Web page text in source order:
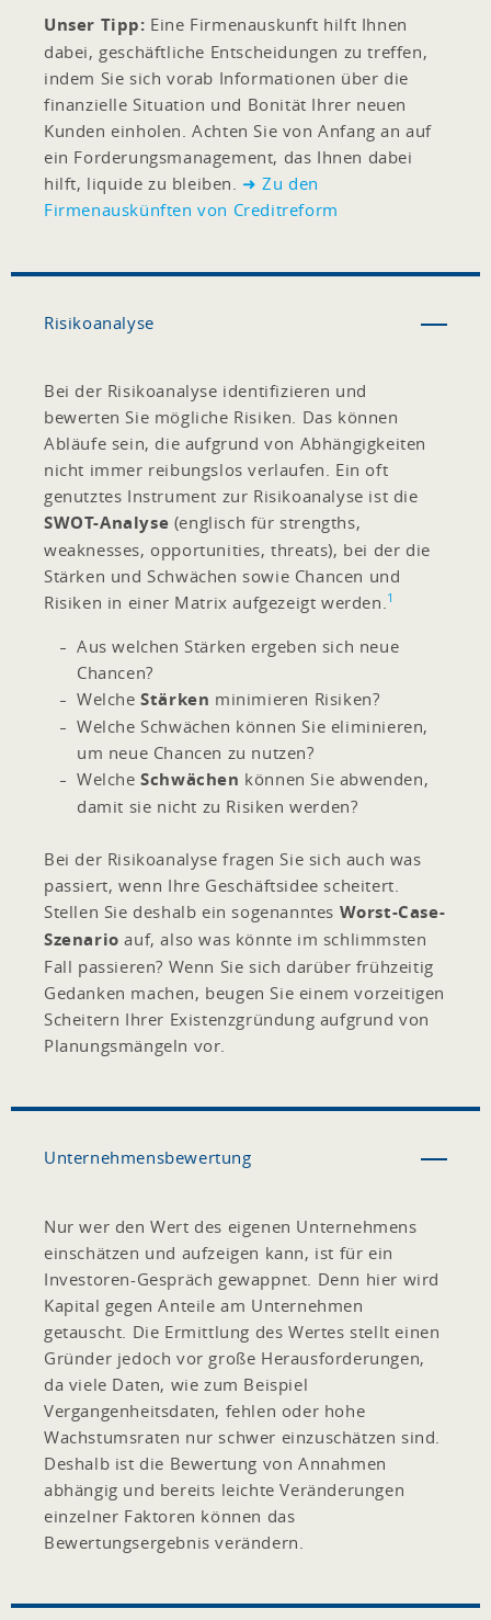
Unser Tipp: Eine Firmenauskunft hilft Ihnen
dabei, geschäftliche Entscheidungen zu treffen,
indem Sie sich vorab Informationen über die
finanzielle Situation und Bonität Ihrer neuen
Kunden einholen. Achten Sie von Anfang an auf
ein Forderungsmanagement, das Ihnen dabei
hilft, liquide zu bleiben. ➜ Zu den
Firmenauskünften von Creditreform
Risikoanalyse
Bei der Risikoanalyse identifizieren und
bewerten Sie mögliche Risiken. Das können
Abläufe sein, die aufgrund von Abhängigkeiten
nicht immer reibungslos verlaufen. Ein oft
genutztes Instrument zur Risikoanalyse ist die
SWOT-Analyse (englisch für strengths,
weaknesses, opportunities, threats), bei der die
Stärken und Schwächen sowie Chancen und
Risiken in einer Matrix aufgezeigt werden.1
Aus welchen Stärken ergeben sich neue
Chancen?
WelcheStärken minimieren Risiken?
Welche Schwächen können Sie eliminieren,
um neue Chancen zu nutzen?
WelcheSchwächen können Sie abwenden,
damit sie nicht zu Risiken werden?
Bei der Risikoanalyse fragen Sie sich auch was
passiert, wenn Ihre Geschäftsidee scheitert.
Stellen Sie deshalb ein sogenanntes Worst-Case-
Szenario auf, also was könnte im schlimmsten
Fall passieren? Wenn Sie sich darüber frühzeitig
Gedanken machen, beugen Sie einem vorzeitigen
Scheitern Ihrer Existenzgründung aufgrund von
Planungsmängeln vor.
Unternehmensbewertung
Nur wer den Wert des eigenen Unternehmens
einschätzen und aufzeigen kann, ist für ein
Investoren-Gespräch gewappnet. Denn hier wird
Kapital gegen Anteile am Unternehmen
getauscht. Die Ermittlung des Wertes stellt einen
Gründer jedoch vor große Herausforderungen,
da viele Daten, wie zum Beispiel
Vergangenheitsdaten, fehlen oder hohe
Wachstumsraten nur schwer einzuschätzen sind.
Deshalb ist die Bewertung von Annahmen
abhängig und bereits leichte Veränderungen
einzelner Faktoren können das
Bewertungsergebnis verändern.